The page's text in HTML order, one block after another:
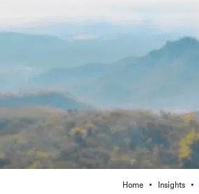
Home · Insights ·